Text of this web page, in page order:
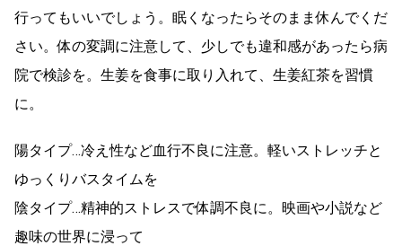
行ってもいいでしょう。眠くなったらそのまま休んでくだ
さい。体の変調に注意して、少しでも違和感があったら病
院で検診を。生姜を食事に取り入れて、生姜紅茶を習慣
に。
陽タイプ…冷え性など血行不良に注意。軽いストレッチと
ゆっくりバスタイムを
陰タイプ…精神的ストレスで体調不良に。映画や小説など
趣味の世界に浸って